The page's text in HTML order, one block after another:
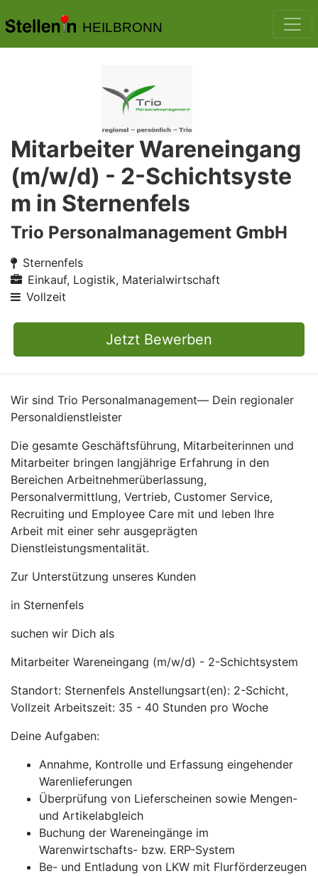
HEILBRONN
Mitarbeiter Wareneingang
(m/w/d) - 2-Schichtsyste
m in Sternenfels
Trio Personalmanagement GmbH
Sternenfels
Einkauf, Logistik, Materialwirtschaft
Vollzeit
Jetzt Bewerben
Wir sind Trio Personalmanagement— Dein regionaler
Personaldienstleister
Die gesamte Geschäftsführung, Mitarbeiterinnen und
Mitarbeiter bringen langjährige Erfahrung in den
Bereichen Arbeitnehmerüberlassung,
Personalvermittlung, Vertrieb, Customer Service,
Recruiting und Employee Care mit und leben Ihre
Arbeit mit einer sehr ausgeprägten
Dienstleistungsmentalität.
Zur Unterstützung unseres Kunden
in Sternenfels
suchen wir Dich als
Mitarbeiter Wareneingang (m/w/d) - 2-Schichtsystem
Standort: Sternenfels Anstellungsart(en): 2-Schicht,
Vollzeit Arbeitszeit: 35 - 40 Stunden pro Woche
Deine Aufgaben:
Annahme, Kontrolle und Erfassung eingehender
Warenlieferungen
Überprüfung von Lieferscheinen sowie Mengen-
und Artikelabgleich
Buchung der Wareneingänge im
Warenwirtschafts- bzw. ERP-System
Be- und Entladung von LKW mit Flurförderzeugen